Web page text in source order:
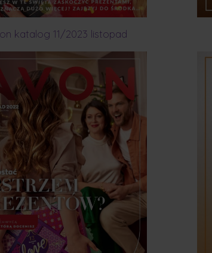
katalog 11/2023 listopad